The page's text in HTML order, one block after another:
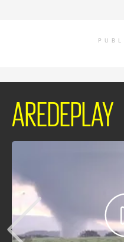
AREDEPLAY